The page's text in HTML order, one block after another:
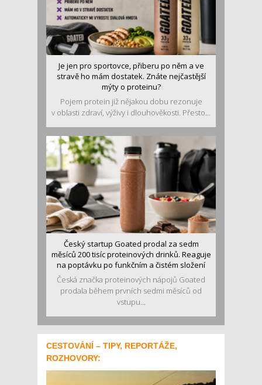
Je jen pro sportovce, přiberu po něm a ve
stravě ho mám dostatek. Znáte nejčastější
mýty o proteinu?
Pojem protein již nějakou dobu rezonuje
v oblasti zdraví, výživy i dlouhověkosti. Přesto...
Český startup Goated prodal za sedm
měsíců 200 tisíc proteinových drinků. Reaguje
na poptávku po funkčním a čistém složení
Česká značka proteinových nápojů Goated
prodala během prvních sedmi měsíců od
vstupu...
CESTOVÁNÍ – TIPY, REPORTÁŽE,
ROZHOVORY: